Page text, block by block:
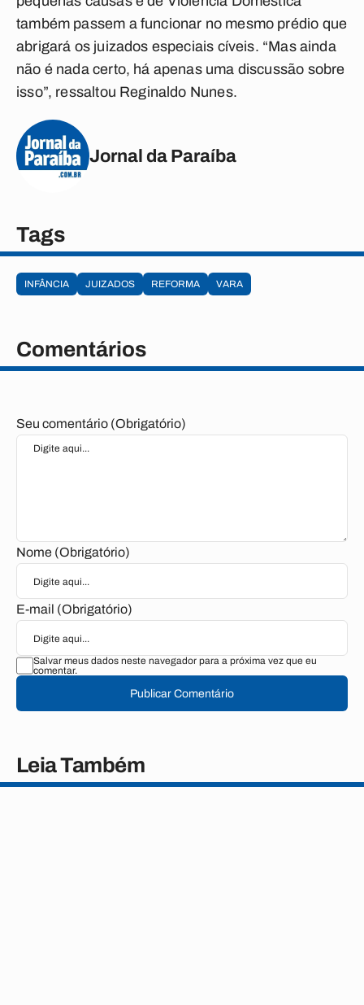
também passem a funcionar no mesmo prédio que
abrigará os juizados especiais cíveis. “Mas ainda
não é nada certo, há apenas uma discussão sobre
isso”, ressaltou Reginaldo Nunes.
Jornal da Paraíba
Tags
INFÂNCIA JUIZADOS REFORMA VARA
Comentários
Seu comentário (Obrigatório)
Nome (Obrigatório)
E-mail (Obrigatório)
Salvar meus dados neste navegador para a próxima vez que eu
comentar.
Publicar Comentário
Leia Também